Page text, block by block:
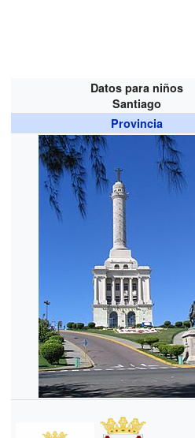
Datos para niños
Santiago
Provincia